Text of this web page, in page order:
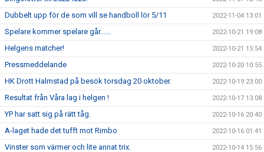
Dubbelt upp för de som vill se handboll lör 5/11 2022-11-04 13:01
Spelare kommer spelare går...... 2022-10-21 19:08
Helgens matcher! 2022-10-21 15:54
Pressmeddelande 2022-10-20 10:55
HK Drott Halmstad på besök torsdag 20 oktober. 2022-10-19 23:00
Resultat från Våra lag i helgen ! 2022-10-17 13:08
YP har satt sig på rätt tåg. 2022-10-16 20:40
A-laget hade det tufft mot Rimbo 2022-10-16 01:41
Vinster som värmer och lite annat trix. 2022-10-14 15:56